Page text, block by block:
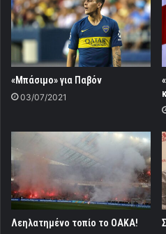
«Μπάσιμο» για Παβόν
03/07/2021
Λεηλατημένο τοπίο το ΟΑΚΑ!